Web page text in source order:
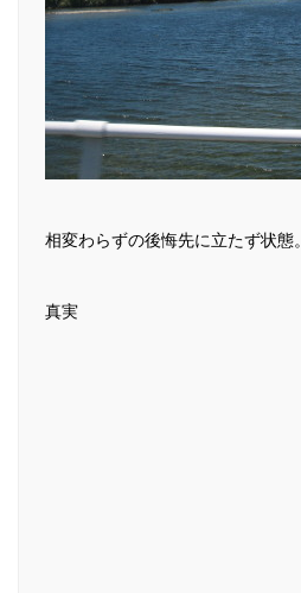
相変わらずの後悔先に立たず状態。
真実